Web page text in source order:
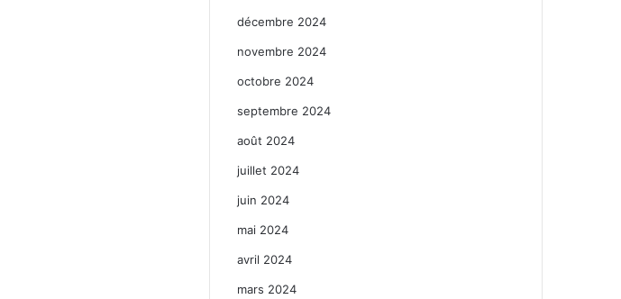
décembre 2024
novembre 2024
octobre 2024
septembre 2024
août 2024
juillet 2024
juin 2024
mai 2024
avril 2024
mars 2024